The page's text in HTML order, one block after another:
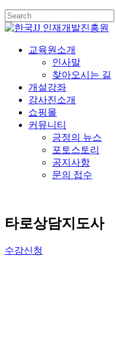
교육원소개
인사말
찾아오시는 길
개설강좌
강사진소개
쇼핑몰
커뮤니티
긍정의 뉴스
포토스토리
공지사항
문의 접수
타로상담지도사
수강신청